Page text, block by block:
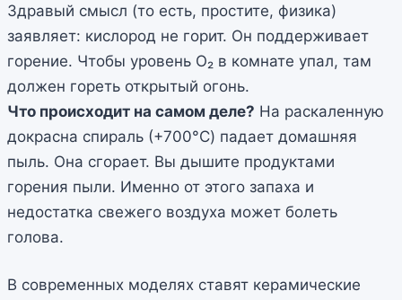
Здравый смысл (то есть, простите, физика)
заявляет: кислород не горит. Он поддерживает
горение. Чтобы уровень O₂ в комнате упал, там
должен гореть открытый огонь.
Что происходит на самом деле? На раскаленную
докрасна спираль (+700°C) падает домашняя
пыль. Она сгорает. Вы дышите продуктами
горения пыли. Именно от этого запаха и
недостатка свежего воздуха может болеть
голова.
В современных моделях ставят керамические